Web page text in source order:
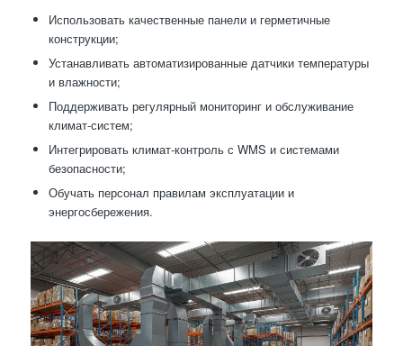
Использовать качественные панели и герметичные
конструкции;
Устанавливать автоматизированные датчики температуры
и влажности;
Поддерживать регулярный мониторинг и обслуживание
климат-систем;
Интегрировать климат-контроль с WMS и системами
безопасности;
Обучать персонал правилам эксплуатации и
энергосбережения.